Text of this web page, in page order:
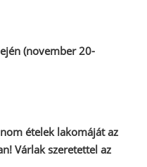
(november 20-
ételek lakomáját az
Várlak szeretettel az